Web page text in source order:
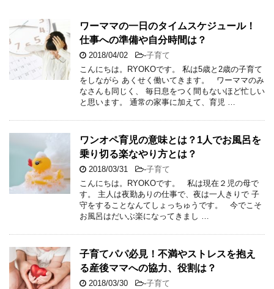
ワーママの一日のタイムスケジュール！
仕事への準備や自分時間は？
2018/04/02 -子育て
こんにちは。RYOKOです。 私は5歳と2歳の子育て
をしながら あくせく働いてきます。 ワーママのみ
なさんも同じく、 毎日息をつく間もないほど忙しい
と思います。 通常の家事に加えて、育児 …
ワンオペ育児の意味とは？1人でお風呂を
乗り切る楽なやり方とは？
2018/03/31 -子育て
こんにちは。RYOKOです。 私は現在２児の母で
す。 主人は夜勤ありの仕事で、夜は一人きりで 子
守をすることなんてしょっちゅうです。 今でこそ
お風呂はだいぶ楽になってきまし …
子育てパパ必見！不満やストレスを抱え
る産後ママへの協力、役割は？
2018/03/30 -子育て